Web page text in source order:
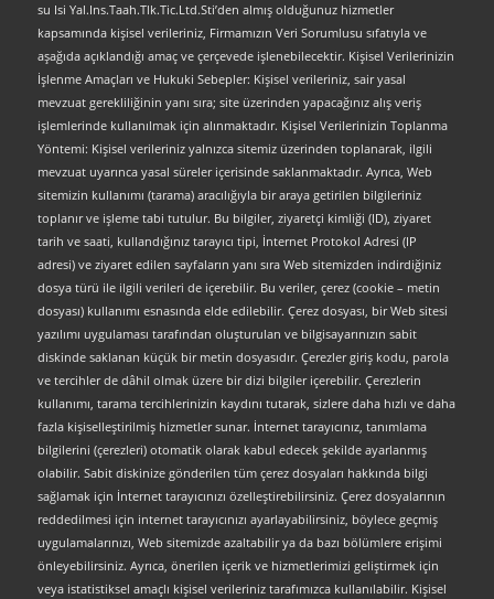
su Isi Yal.Ins.Taah.Tlk.Tic.Ltd.Sti’den almış olduğunuz hizmetler
kapsamında kişisel verileriniz, Firmamızın Veri Sorumlusu sıfatıyla ve
aşağıda açıklandığı amaç ve çerçevede işlenebilecektir. Kişisel Verilerinizin
İşlenme Amaçları ve Hukuki Sebepler: Kişisel verileriniz, sair yasal
mevzuat gerekliliğinin yanı sıra; site üzerinden yapacağınız alış veriş
işlemlerinde kullanılmak için alınmaktadır. Kişisel Verilerinizin Toplanma
Yöntemi: Kişisel verileriniz yalnızca sitemiz üzerinden toplanarak, ilgili
mevzuat uyarınca yasal süreler içerisinde saklanmaktadır. Ayrıca, Web
sitemizin kullanımı (tarama) aracılığıyla bir araya getirilen bilgileriniz
toplanır ve işleme tabi tutulur. Bu bilgiler, ziyaretçi kimliği (ID), ziyaret
tarih ve saati, kullandığınız tarayıcı tipi, İnternet Protokol Adresi (IP
adresi) ve ziyaret edilen sayfaların yanı sıra Web sitemizden indirdiğiniz
dosya türü ile ilgili verileri de içerebilir. Bu veriler, çerez (cookie – metin
dosyası) kullanımı esnasında elde edilebilir. Çerez dosyası, bir Web sitesi
yazılımı uygulaması tarafından oluşturulan ve bilgisayarınızın sabit
diskinde saklanan küçük bir metin dosyasıdır. Çerezler giriş kodu, parola
ve tercihler de dâhil olmak üzere bir dizi bilgiler içerebilir. Çerezlerin
kullanımı, tarama tercihlerinizin kaydını tutarak, sizlere daha hızlı ve daha
fazla kişiselleştirilmiş hizmetler sunar. İnternet tarayıcınız, tanımlama
bilgilerini (çerezleri) otomatik olarak kabul edecek şekilde ayarlanmış
olabilir. Sabit diskinize gönderilen tüm çerez dosyaları hakkında bilgi
sağlamak için İnternet tarayıcınızı özelleştirebilirsiniz. Çerez dosyalarının
reddedilmesi için internet tarayıcınızı ayarlayabilirsiniz, böylece geçmiş
uygulamalarınızı, Web sitemizde azaltabilir ya da bazı bölümlere erişimi
önleyebilirsiniz. Ayrıca, önerilen içerik ve hizmetlerimizi geliştirmek için
veya istatistiksel amaçlı kişisel verileriniz tarafımızca kullanılabilir. Kişisel